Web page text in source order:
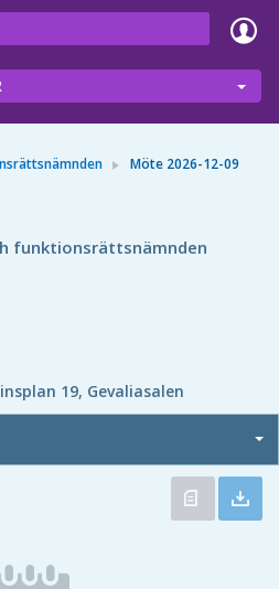
Möte 2026-12-09
funktionsrättsnämnden
19, Gevaliasalen